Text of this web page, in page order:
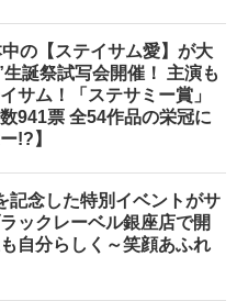
中の【ステイサム愛】が大
誕祭試写会開催！ 主演も
サム！「ステサミー賞」
941票 全54作品の栄冠に
!?】
記念した特別イベントがサ
ックレーベル銀座店で開
自分らしく～笑顔あふれ